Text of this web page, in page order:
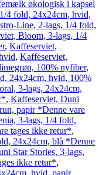
økologisk i kapsel
4 fold, 24x24cm, hvid,
Line, 2-lags, 1/4 fold,
Bloom, 3-lags, 1/4
, Kaffeserviet,
, Kaffeserviet,
100% nyfiber,
24x24cm, hvid, 100%
3-lags, 24x24cm,
, Kaffeserviet, Duni
papir *Denne vare
3-lags, 1/4 fold,
tages ikke retur*,
24x24cm, blå *Denne
Star Stories, 3-lags,
ikke retur*,
hvid, papir,